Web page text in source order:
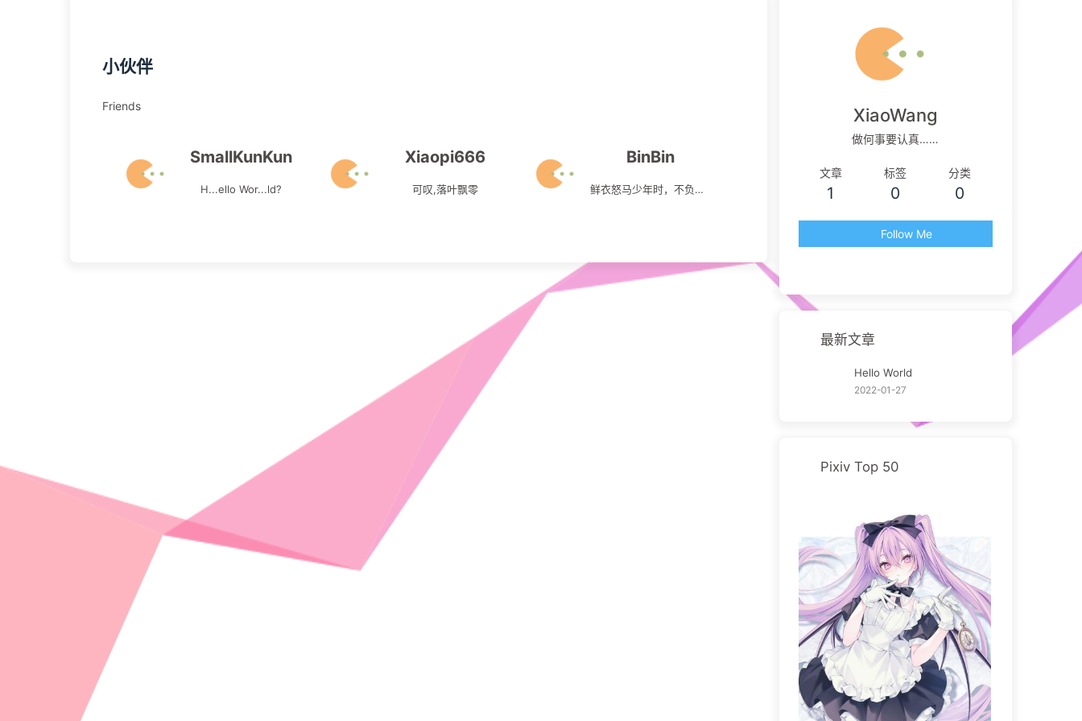
小伙伴
Friends
SmallKunKun
H...ello Wor...ld?
Xiaopi666
可叹,落叶飘零
BinBin
鲜衣怒马少年时，不负韶华行且知!
XiaoWang
做何事要认真……
文章
1
标签
0
分类
0
Follow Me
最新文章
Hello World
2022-01-27
Pixiv Top 50